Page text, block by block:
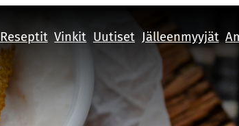
Reseptit Vinkit Uutiset Jälleenmyyjät